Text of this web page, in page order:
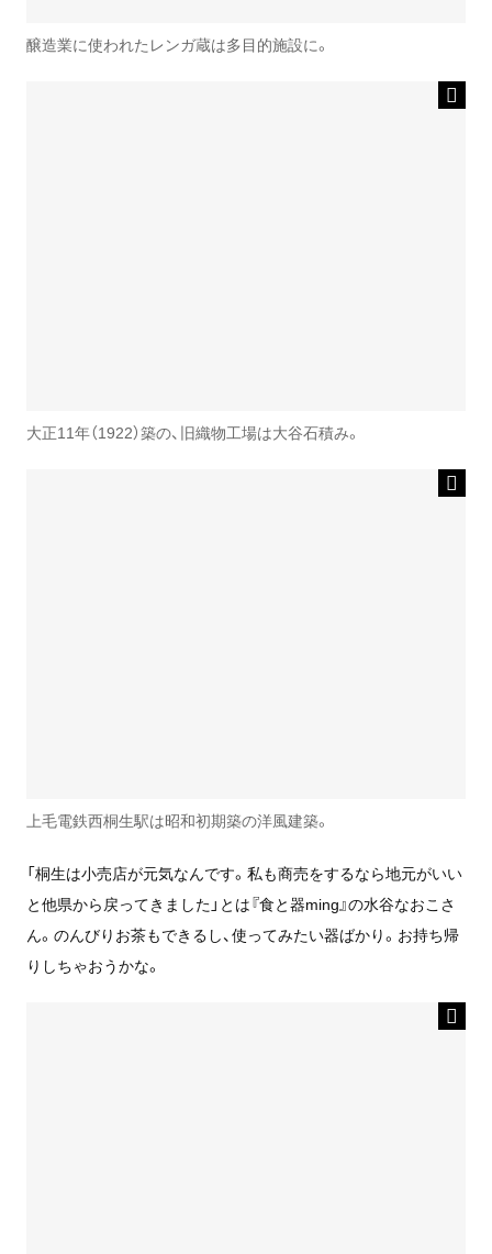
醸造業に使われたレンガ蔵は多目的施設に。
大正11年（1922）築の、旧織物工場は大谷石積み。
上毛電鉄西桐生駅は昭和初期築の洋風建築。
「桐生は小売店が元気なんです。私も商売をするなら地元がいい
と他県から戻ってきました」とは『食と器ming』の水谷なおこさ
ん。のんびりお茶もできるし、使ってみたい器ばかり。お持ち帰
りしちゃおうかな。